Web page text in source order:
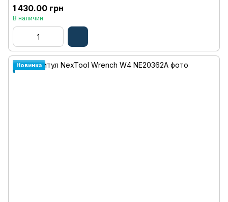
1 430.00 грн
В наличии
Новинка